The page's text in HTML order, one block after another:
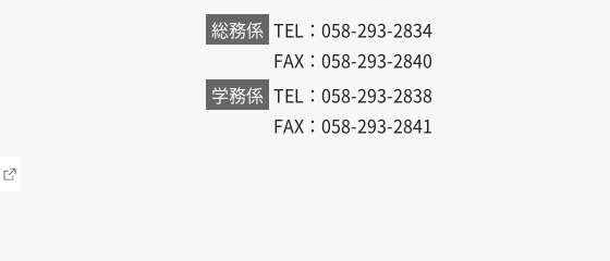
総務係 TEL：058-293-2834
FAX：058-293-2840
学務係 TEL：058-293-2838
FAX：058-293-2841